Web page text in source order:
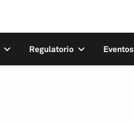
Regulatorio Eventos